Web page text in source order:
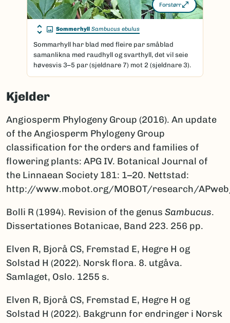
Forstørr
Sommerhyll Sambucus ebulus
Sommarhyll har blad med fleire par småblad
samanlikna med raudhyll og svarthyll, det vil seie
høvesvis 3–5 par (sjeldnare 7) mot 2 (sjeldnare 3).
Kjelder
Angiosperm Phylogeny Group (2016). An update
of the Angiosperm Phylogeny Group
classification for the orders and families of
flowering plants: APG IV. Botanical Journal of
the Linnaean Society 181: 1–20. Nettstad:
http://www.mobot.org/MOBOT/research/
Bolli R (1994). Revision of the genus Sambucus.
Dissertationes Botanicae, Band 223. 256 pp.
Elven R, Bjorå CS, Fremstad E, Hegre H og
Solstad H (2022). Norsk flora. 8. utgåva.
Samlaget, Oslo. 1255 s.
Elven R, Bjorå CS, Fremstad E, Hegre H og
Solstad H (2022). Bakgrunn for endringer i Norsk